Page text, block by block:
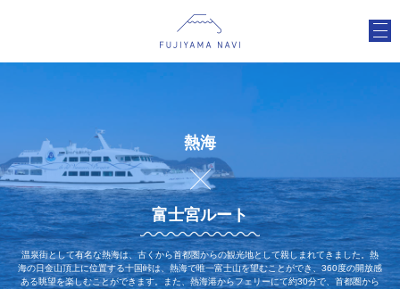
熱海
富士宮ルート
温泉街として有名な熱海は、古くから首都圏からの観光地として親しまれてきました。熱
海の日金山頂上に位置する十国峠は、熱海で唯一富士山を望むことができ、360度の開放感
ある眺望を楽しむことができます。また、熱海港からフェリーにて約30分で、首都圏から